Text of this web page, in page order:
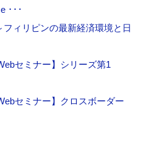
･･･
ィリピンの最新経済環境と日
セミナー】シリーズ第1
セミナー】クロスボーダー